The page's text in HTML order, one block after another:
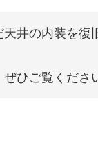
井の内装を復
ひご覧くださ